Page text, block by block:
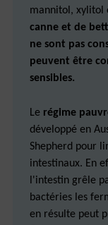
mannitol, xylitol
canne et de
ne sont pas
peuvent être
sensibles.
Le régime
développé en
Shepherd pour
intestinaux. En
l'intestin grêle
bactéries les
en résulte peut